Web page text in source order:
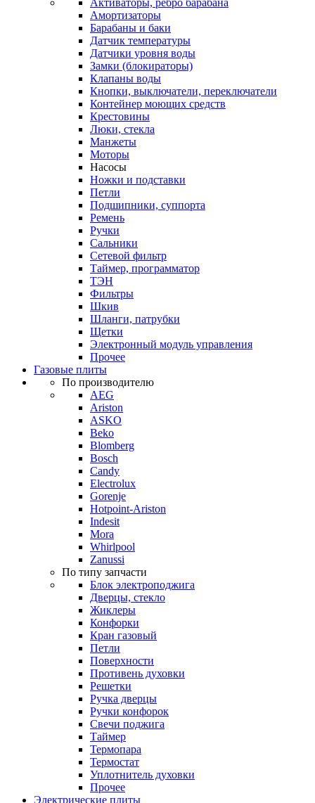
Активаторы, ребро барабана
Амортизаторы
Барабаны и баки
Датчик температуры
Датчики уровня воды
Замки (блокираторы)
Клапаны воды
Кнопки, выключатели, переключатели
Контейнер моющих средств
Крестовины
Люки, стекла
Манжеты
Моторы
Насосы
Ножки и подставки
Петли
Подшипники, суппорта
Ремень
Ручки
Сальники
Сетевой фильтр
Таймер, программатор
ТЭН
Фильтры
Шкив
Шланги, патрубки
Щетки
Электронный модуль управления
Прочее
Газовые плиты
По производителю
AEG
Ariston
ASKO
Beko
Blomberg
Bosch
Candy
Electrolux
Gorenje
Hotpoint-Ariston
Indesit
Mora
Whirlpool
Zanussi
По типу запчасти
Блок электроподжига
Дверцы, стекло
Жиклеры
Конфорки
Кран газовый
Петли
Поверхности
Противень духовки
Решетки
Ручка дверцы
Ручки конфорок
Свечи поджига
Таймер
Термопара
Термостат
Уплотнитель духовки
Прочее
Электрические плиты